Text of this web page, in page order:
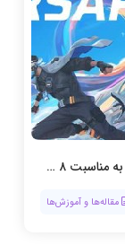
همه چیز درباره آپدیت و نقشه جدید فری فایر به مناسبت ۸ سالگی
مقاله‌ها و آموزش‌ها